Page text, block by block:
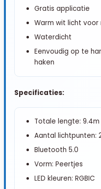
Gratis applicatie
Warm wit licht
Waterdicht
Eenvoudig op te
haken
Specificaties:
Totale lengte: 9.4m
Aantal lichtpunten:
Bluetooth 5.0
Vorm: Peertjes
LED kleuren: RGBIC